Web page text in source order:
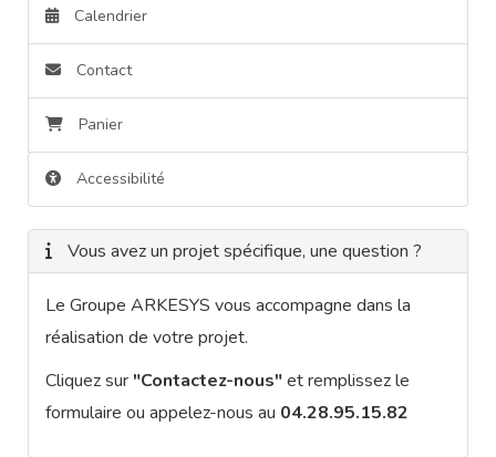
Calendrier
Contact
Panier
Accessibilité
Vous avez un projet spécifique, une question ?
Le Groupe ARKESYS vous accompagne dans la
réalisation de votre projet.
Cliquez sur "Contactez-nous"et remplissez le
formulaire ou appelez-nous au 04.28.95.15.82